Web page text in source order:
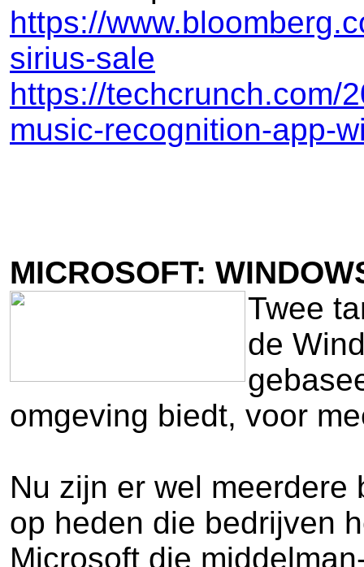
https://
sirius-sale
https://techcrunch.com/
music-recognition-app-
MICROSOFT:
Twee
de
omgeving biedt, voor
Nu zijn er wel
op heden die bedrijven
Microsoft die